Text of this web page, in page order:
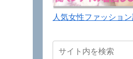
人気女性ファッショ